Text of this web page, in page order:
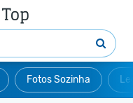
Fotos Sozinha